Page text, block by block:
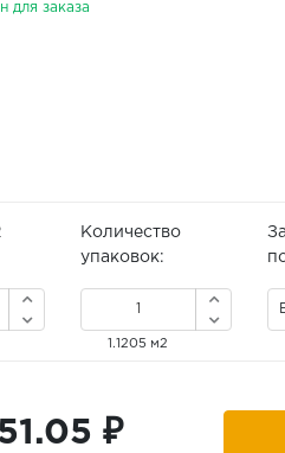
для заказа
Количество
упаковок:
1.1205 м2
₽